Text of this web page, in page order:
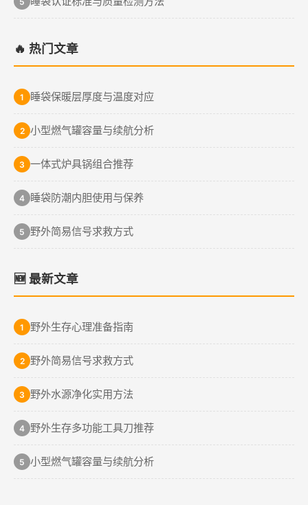
🔥 热门文章
1 睡袋保暖层厚度与温度对应
2 小型燃气罐容量与续航分析
3 一体式炉具锅组合推荐
4 睡袋防潮内胆使用与保养
5 野外简易信号求救方式
🆕 最新文章
1 野外生存心理准备指南
2 野外简易信号求救方式
3 野外水源净化实用方法
4 野外生存多功能工具刀推荐
5 小型燃气罐容量与续航分析